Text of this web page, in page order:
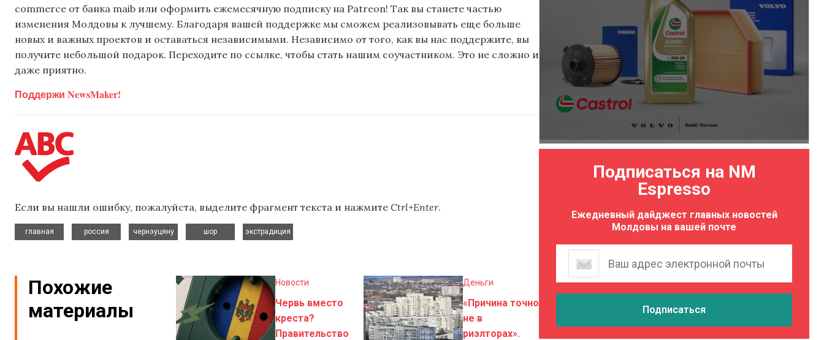
commerce от банка maib или оформить ежемесячную подписку на Patreon! Так вы станете частью
изменения Молдовы к лучшему. Благодаря вашей поддержке мы сможем реализовывать еще больше
новых и важных проектов и оставаться независимыми. Независимо от того, как вы нас поддержите, вы
получите небольшой подарок. Переходите по ссылке, чтобы стать нашим соучастником. Это не сложно и
даже приятно.
Поддержи NewsMaker!
Если вы нашли ошибку, пожалуйста, выделите фрагмент текста и нажмите Ctrl+Enter.
главная
россия
чернэуцяну
шор
экстрадиция
Похожие
материалы
Новости
Червь вместо
креста?
Правительство
Деньги
«Причина точно
не в
риэлторах».
Подписаться на NM
Espresso
Ежедневный дайджест главных новостей
Молдовы на вашей почте